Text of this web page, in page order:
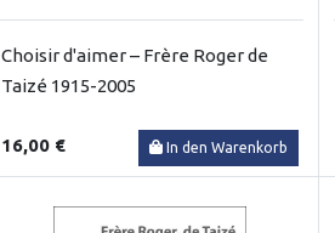
Choisir d'aimer – Frère Roger de
Taizé 1915-2005
16,00 € In den Warenkorb